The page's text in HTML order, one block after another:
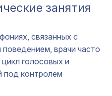
занятия
связанных с
врачи часто
голосовых и
под контролем